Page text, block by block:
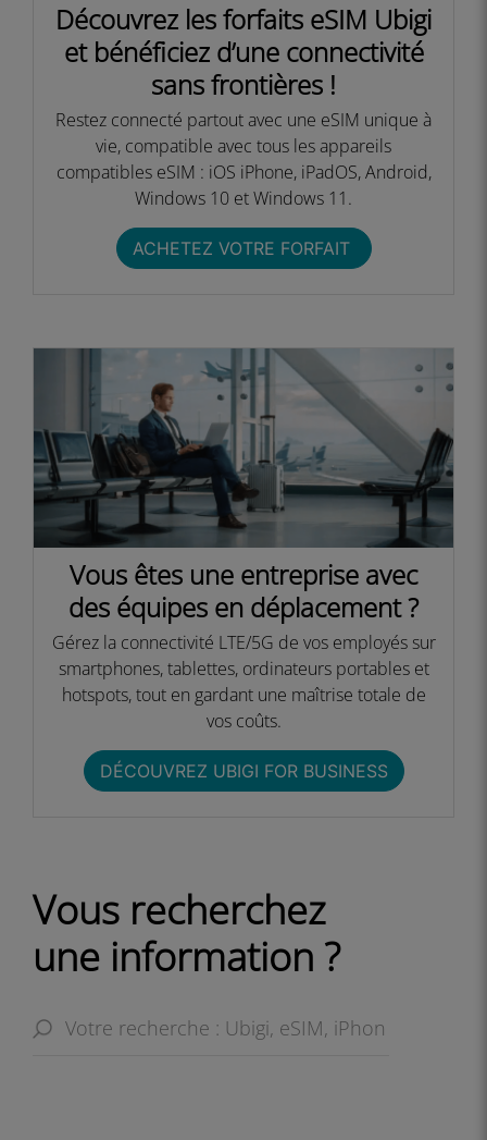
Découvrez les forfaits eSIM Ubigi
et bénéficiez d’une connectivité
sans frontières !​
Restez connecté partout avec une eSIM unique à
vie, compatible avec tous les appareils
compatibles eSIM : iOS iPhone, iPadOS, Android,
Windows 10 et Windows 11.​
ACHETEZ VOTRE FORFAIT ​
Vous êtes une entreprise avec
des équipes en déplacement ?​
Gérez la connectivité LTE/5G de vos employés sur
smartphones, tablettes, ordinateurs portables et
hotspots, tout en gardant une maîtrise totale de
vos coûts.​​
DÉCOUVREZ UBIGI FOR BUSINESS​
Vous recherchez
une information ?